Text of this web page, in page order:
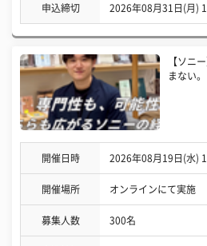
申込締切 2026年08月31日(月)
【ソニ
まない
開催日時 2026年08月19日(水)
開催場所 オンラインにて実施
募集人数 300名